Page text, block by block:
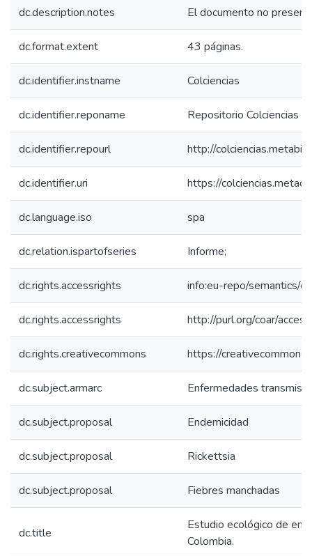
dc.description.notes El documento no
dc.format.extent 43 páginas.
dc.identifier.instname Colciencias
dc.identifier.reponame Repositorio Colciencias
dc.identifier.repourl http://
dc.identifier.uri https://
dc.language.iso spa
dc.relation.ispartofseries Informe;
dc.rights.accessrights info:eu-repo/semantics/
dc.rights.accessrights http://purl.org/coar/
dc.rights.creativecommons https://
dc.subject.armarc Enfermedades
dc.subject.proposal Endemicidad
dc.subject.proposal Rickettsia
dc.subject.proposal Fiebres manchadas
dc.title
Estudio ecológico de
Colombia.